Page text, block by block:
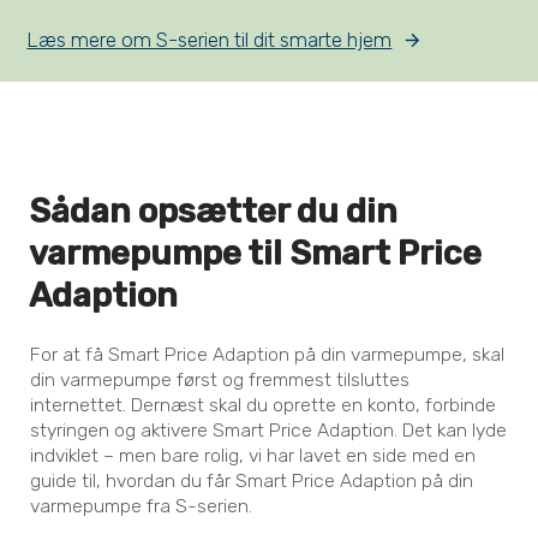
Læs mere om S-serien til dit smarte hjem
Sådan opsætter du din
varmepumpe til Smart Price
Adaption
For at få Smart Price Adaption på din varmepumpe, skal
din varmepumpe først og fremmest tilsluttes
internettet. Dernæst skal du oprette en konto, forbinde
styringen og aktivere Smart Price Adaption. Det kan lyde
indviklet – men bare rolig, vi har lavet en side med en
guide til, hvordan du får Smart Price Adaption på din
varmepumpe fra S-serien.